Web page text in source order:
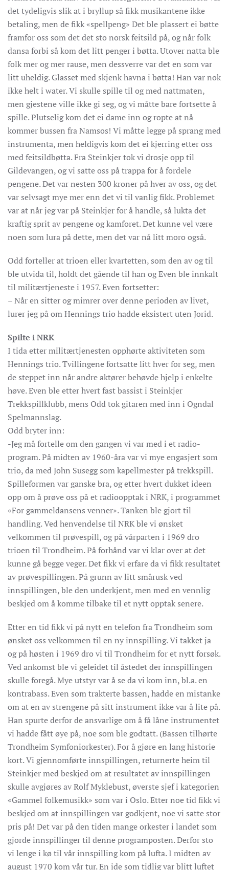
det tydeligvis slik at i bryllup så fikk musikantene ikke
betaling, men de fikk «spellpeng» Det ble plassert ei bøtte
framfor oss som det det sto norsk feitsild på, og når folk
dansa forbi så kom det litt penger i bøtta. Utover natta ble
folk mer og mer rause, men dessverre var det en som var
litt uheldig. Glasset med skjenk havna i bøtta! Han var nok
ikke helt i water. Vi skulle spille til og med nattmaten,
men gjestene ville ikke gi seg, og vi måtte bare fortsette å
spille. Plutselig kom det ei dame inn og ropte at nå
kommer bussen fra Namsos! Vi måtte legge på sprang med
instrumenta, men heldigvis kom det ei kjerring etter oss
med feitsildbøtta. Fra Steinkjer tok vi drosje opp til
Gildevangen, og vi satte oss på trappa for å fordele
pengene. Det var nesten 300 kroner på hver av oss, og det
var selvsagt mye mer enn det vi til vanlig fikk. Problemet
var at når jeg var på Steinkjer for å handle, så lukta det
kraftig sprit av pengene og kamforet. Det kunne vel være
noen som lura på dette, men det var nå litt moro også.
Odd forteller at trioen eller kvartetten, som den av og til
ble utvida til, holdt det gående til han og Even ble innkalt
til militærtjeneste i 1957. Even fortsetter:
– Når en sitter og mimrer over denne perioden av livet,
lurer jeg på om Hennings trio hadde eksistert uten Jorid.
Spilte i NRK
I tida etter militærtjenesten opphørte aktiviteten som
Hennings trio. Tvillingene fortsatte litt hver for seg, men
de steppet inn når andre aktører behøvde hjelp i enkelte
høve. Even ble etter hvert fast bassist i Steinkjer
Trekkspillklubb, mens Odd tok gitaren med inn i Ogndal
Spelmannslag.
Odd bryter inn:
-Jeg må fortelle om den gangen vi var med i et radio-
program. På midten av 1960-åra var vi mye engasjert som
trio, da med John Susegg som kapellmester på trekkspill.
Spilleformen var ganske bra, og etter hvert dukket ideen
opp om å prøve oss på et radioopptak i NRK, i programmet
«For gammeldansens venner». Tanken ble gjort til
handling. Ved henvendelse til NRK ble vi ønsket
velkommen til prøvespill, og på vårparten i 1969 dro
trioen til Trondheim. På forhånd var vi klar over at det
kunne gå begge veger. Det fikk vi erfare da vi fikk resultatet
av prøvespillingen. På grunn av litt smårusk ved
innspillingen, ble den underkjent, men med en vennlig
beskjed om å komme tilbake til et nytt opptak senere.
Etter en tid fikk vi på nytt en telefon fra Trondheim som
ønsket oss velkommen til en ny innspilling. Vi takket ja
og på høsten i 1969 dro vi til Trondheim for et nytt forsøk.
Ved ankomst ble vi geleidet til åstedet der innspillingen
skulle foregå. Mye utstyr var å se da vi kom inn, bl.a. en
kontrabass. Even som trakterte bassen, hadde en mistanke
om at en av strengene på sitt instrument ikke var å lite på.
Han spurte derfor de ansvarlige om å få låne instrumentet
vi hadde fått øye på, noe som ble godtatt. (Bassen tilhørte
Trondheim Symfoniorkester). For å gjøre en lang historie
kort. Vi gjennomførte innspillingen, returnerte heim til
Steinkjer med beskjed om at resultatet av innspillingen
skulle avgjøres av Rolf Myklebust, øverste sjef i kategorien
«Gammel folkemusikk» som var i Oslo. Etter noe tid fikk vi
beskjed om at innspillingen var godkjent, noe vi satte stor
pris på! Det var på den tiden mange orkester i landet som
gjorde innspillinger til denne programposten. Derfor sto
vi lenge i kø til vår innspilling kom på lufta. I midten av
august 1970 kom vår tur. En ide som tidlig var blitt luftet